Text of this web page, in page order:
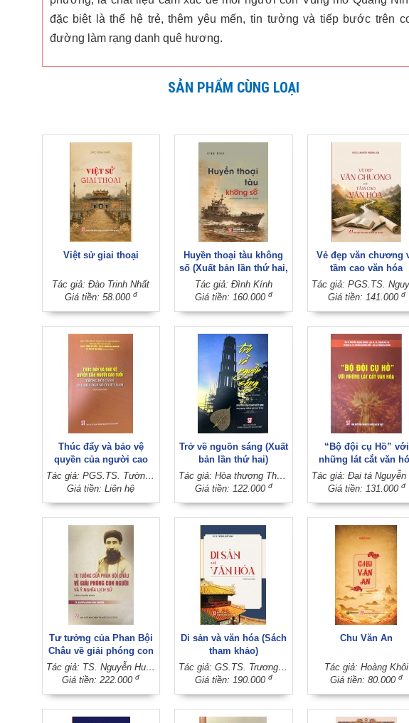
đặc biệt là thế hệ trẻ, thêm yêu mến, tin tưởng và tiếp bước trên
đường làm rạng danh quê hương.
SẢN PHẨM CÙNG LOẠI
Việt sử giai thoại
Tác giả: Đào Trinh Nhất
Giá tiền: 58.000 đ
Huyền thoại tàu không
số (Xuất bản lần thứ hai,
có sửa chữa, bổ sung)
Tác giả: Đình Kính
Giá tiền: 160.000 đ
Vẻ đẹp văn chương
tầm cao văn hóa
Giá tiền: 141.000 đ
Thúc đẩy và bảo vệ
quyền của người cao
tuổi trong bối cảnh già
hóa dân số ở Việt Nam
Tác giả: PGS.TS. Tường Duy Kiên - PGS.TS. Nguyễn Thị Thanh Hải - TS. Chu Thị Thúy Hằng (Đồng chủ biên)
Giá tiền: Liên hệ
Trở về nguồn sáng (Xuất
bản lần thứ hai)
Tác giả: Hòa thượng Thích Quảng Tùng
Giá tiền: 122.000 đ
“Bộ đội cụ Hồ” với
những lát cắt văn
Giá tiền: 131.000 đ
Tư tưởng của Phan Bội
Châu về giải phóng con
người và ý nghĩa lịch sử
(Sách chuyên khảo)
Tác giả: TS. Nguyễn Huỳnh Bích Phương
Giá tiền: 222.000đ
Di sản và văn hóa (Sách
tham khảo)
Tác giả: GS.TS. Trương Quốc Bình
Giá tiền: 190.000 đ
Chu Văn An
Tác giả: Hoàng Khôi
Giá tiền: 80.000đ